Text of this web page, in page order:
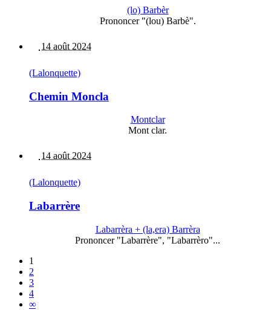
(lo) Barbèr
Prononcer "(lou) Barbè".
14 août 2024
(Lalonquette)
Chemin Moncla
Montclar
Mont clar.
14 août 2024
(Lalonquette)
Labarrère
Labarrèra + (la,era) Barrèra
Prononcer "Labarrère", "Labarrèro"...
1
2
3
4
∞